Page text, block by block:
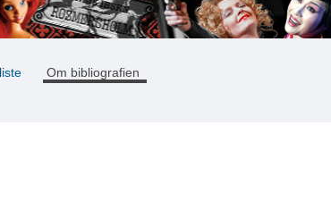
Om bibliografien